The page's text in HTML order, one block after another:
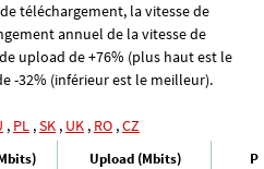
téléchargement, la vitesse de
annuel de la vitesse de
upload de +76% (plus haut est le
-32% (inférieur est le meilleur).
, PL ,SK , UK , RO ,CZ
Upload (Mbits)